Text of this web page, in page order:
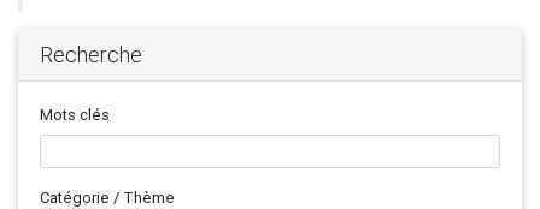
Recherche
Mots clés
Catégorie / Thème